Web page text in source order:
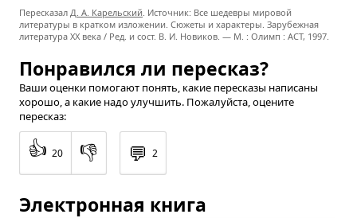
Пересказал Д. А. Карельский . Источник: Все шедевры мировой
литературы в кратком изложении. Сюжеты и характеры. Зарубежная
литература XX века / Ред. и сост. В. И. Новиков. — М. : Олимп : ACT, 1997.
Понравился ли пересказ?
Ваши оценки помогают понять, какие пересказы написаны
хорошо, а какие надо улучшить. Пожалуйста, оцените
пересказ:
👍 20 👎 💬 2
Электронная книга